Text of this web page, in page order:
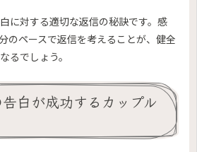
に対する適切な返信の秘訣です。感
のペースで返信を考えることが、健全
るでしょう。
白が成功するカップル